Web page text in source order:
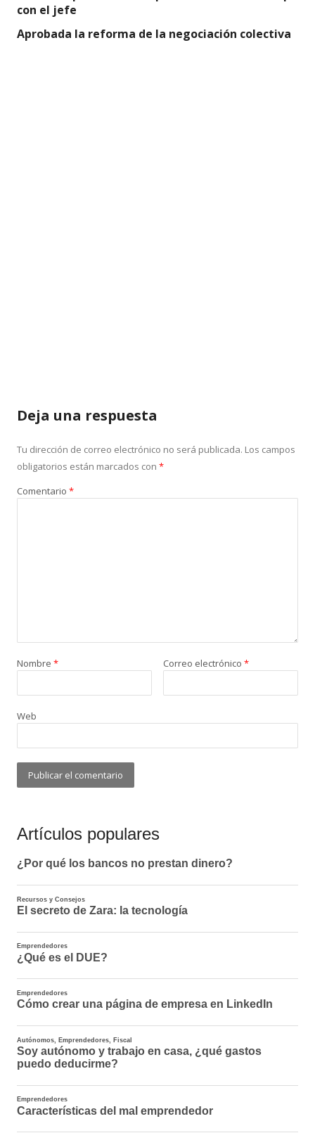
con el jefe
Aprobada la reforma de la negociación colectiva
Deja una respuesta
Tu dirección de correo electrónico no será publicada. Los campos
obligatorios están marcados con *
Comentario *
Nombre * Correo electrónico *
Web
Artículos populares